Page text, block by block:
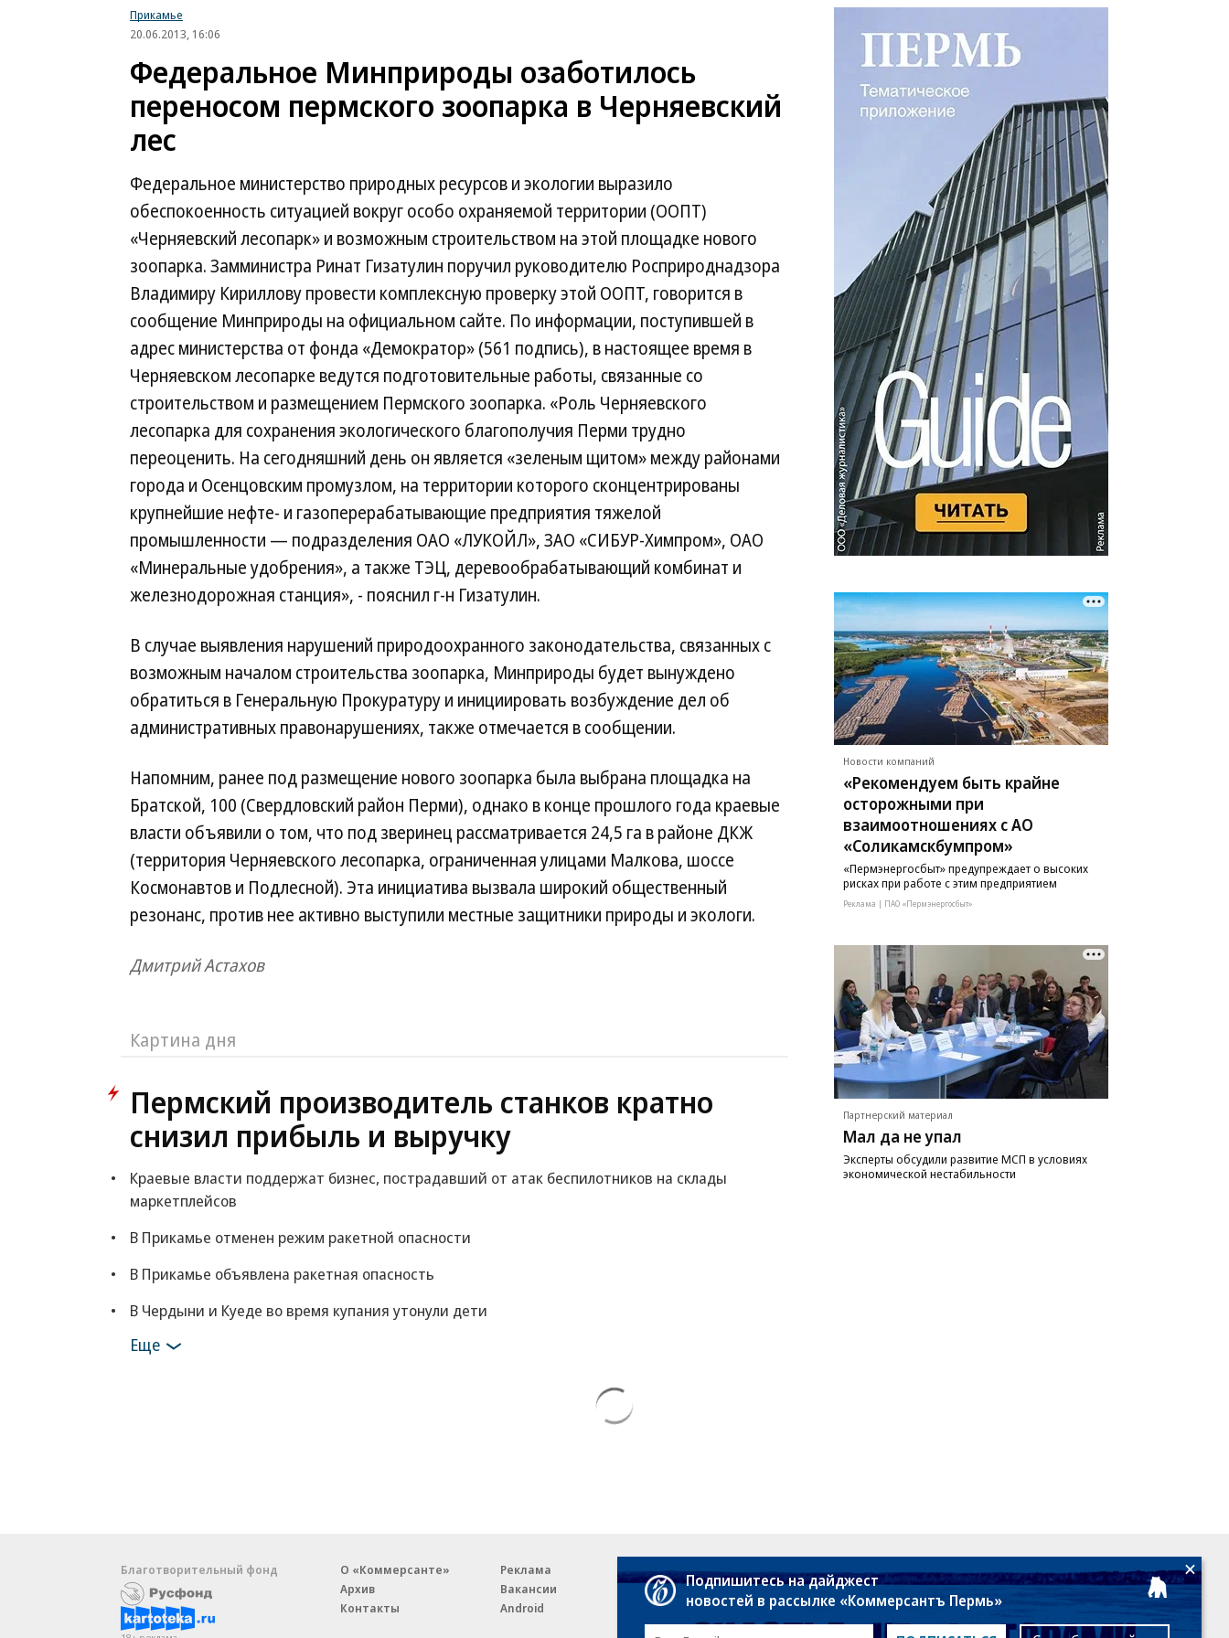
Прикамье
20.06.2013, 16:06
Федеральное Минприроды озаботилось
переносом пермского зоопарка в Черняевский
лес
Федеральное министерство природных ресурсов и экологии выразило
обеспокоенность ситуацией вокруг особо охраняемой территории (ООПТ)
«Черняевский лесопарк» и возможным строительством на этой площадке нового
зоопарка. Замминистра Ринат Гизатулин поручил руководителю Росприроднадзора
Владимиру Кириллову провести комплексную проверку этой ООПТ, говорится в
сообщение Минприроды на официальном сайте. По информации, поступившей в
адрес министерства от фонда «Демократор» (561 подпись), в настоящее время в
Черняевском лесопарке ведутся подготовительные работы, связанные со
строительством и размещением Пермского зоопарка. «Роль Черняевского
лесопарка для сохранения экологического благополучия Перми трудно
переоценить. На сегодняшний день он является «зеленым щитом» между районами
города и Осенцовским промузлом, на территории которого сконцентрированы
крупнейшие нефте- и газоперерабатывающие предприятия тяжелой
промышленности — подразделения ОАО «ЛУКОЙЛ», ЗАО «СИБУР-Химпром», ОАО
«Минеральные удобрения», а также ТЭЦ, деревообрабатывающий комбинат и
железнодорожная станция», - пояснил г-н Гизатулин.
В случае выявления нарушений природоохранного законодательства, связанных с
возможным началом строительства зоопарка, Минприроды будет вынуждено
обратиться в Генеральную Прокуратуру и инициировать возбуждение дел об
административных правонарушениях, также отмечается в сообщении.
Напомним, ранее под размещение нового зоопарка была выбрана площадка на
Братской, 100 (Свердловский район Перми), однако в конце прошлого года краевые
власти объявили о том, что под зверинец рассматривается 24,5 га в районе ДКЖ
(территория Черняевского лесопарка, ограниченная улицами Малкова, шоссе
Космонавтов и Подлесной). Эта инициатива вызвала широкий общественный
резонанс, против нее активно выступили местные защитники природы и экологи.
Дмитрий Астахов
Картина дня
Пермский производитель станков кратно
снизил прибыль и выручку
Краевые власти поддержат бизнес, пострадавший от атак беспилотников на склады
маркетплейсов
В Прикамье отменен режим ракетной опасности
В Прикамье объявлена ракетная опасность
В Чердыни и Куеде во время купания утонули дети
Еще
Новости компаний
«Рекомендуем быть крайне
осторожными при
взаимоотношениях с АО
«Соликамскбумпром»
«Пермэнергосбыт» предупреждает о высоких
рисках при работе с этим предприятием
Реклама | ПАО «Пермэнергосбыт»
Партнерский материал
Мал да не упал
Эксперты обсудили развитие МСП в условиях
экономической нестабильности
Благотворительный фонд
О «Коммерсанте»
Архив
Контакты
Реклама
Вакансии
Android
Обратная связь
Правовая информация
E-mail рассылки
18+
Подпишитесь на дайджест
новостей в рассылке «Коммерсантъ Пермь»